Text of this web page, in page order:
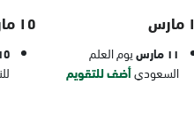
١١ مارس
يوم العلم
السعوديأضف للتقويم
١٥ مارس
١٥ مارس